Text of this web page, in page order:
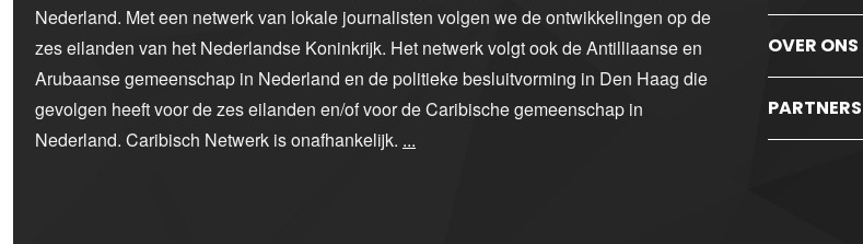
Nederland. Met een netwerk van lokale journalisten volgen we de ontwikkelingen op de
zes eilanden van het Nederlandse Koninkrijk. Het netwerk volgt ook de Antilliaanse en
Arubaanse gemeenschap in Nederland en de politieke besluitvorming in Den Haag die
gevolgen heeft voor de zes eilanden en/of voor de Caribische gemeenschap in
Nederland. Caribisch Netwerk is onafhankelijk. ...
OVER ONS
PARTNERS